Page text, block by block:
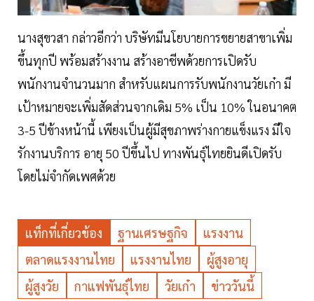
นางสุขวสา กล่าวอีกว่า บริษัทมีนโยบายการขยายสาขาเพิ่ม
ขึ้นทุกปี พร้อมสร้างงาน สร้างอาชีพด้วยการเปิดรับ
พนักงานจำนวนมาก สำหรับแผนการรับพนักงานวัยเก๋า มี
เป้าหมายจะเพิ่มสัดส่วนจากเดิม 5% เป็น 10% ในอนาคต
3-5 ปีข้างหน้านี้ เพียงเป็นผู้มีสุขภาพร่างกายแข็งแรง มีใจ
รักงานบริการ อายุ 50 ปีขึ้นไป ทางพันธุ์ไทยยินดีเปิดรับ
โดยไม่จำกัดเพศด้วย
แท็กที่เกี่ยวข้อง ฐานเศรษฐกิจ
แรงงาน
ตลาดแรงงานไทย
แรงงานไทย
ผู้สูงอายุ
ผู้สูงวัย
กาแฟพันธุ์ไทย วัยเก๋า ข่าววันนี้